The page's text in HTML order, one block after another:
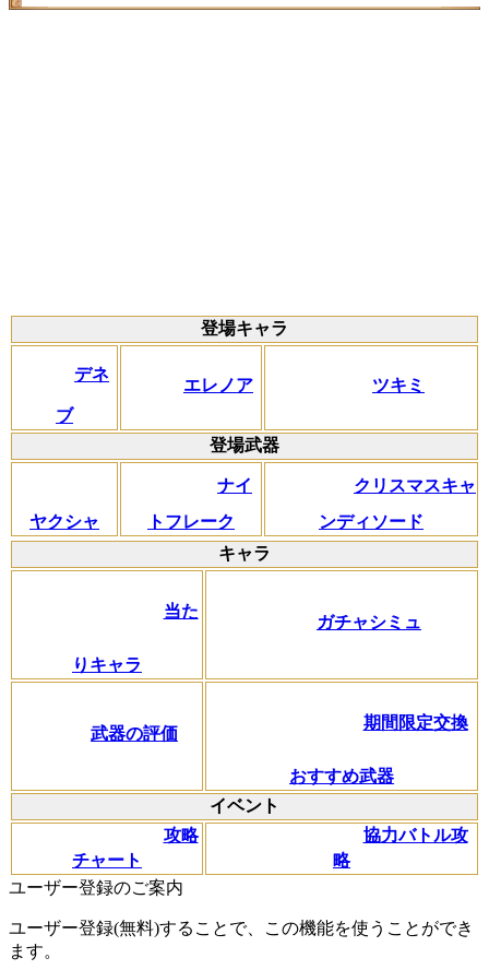
登場キャラ
デネ
ブ
エレノア ツキミ
登場武器
ヤクシャ
ナイ
トフレーク
クリスマスキャ
ンディソード
キャラ
当た
りキャラ
ガチャシミュ
武器の評価
期間限定交換
おすすめ武器
イベント
攻略
チャート
協力バトル攻
略
ユーザー登録のご案内
ユーザー登録(無料)することで、この機能を使うことができ
ます。